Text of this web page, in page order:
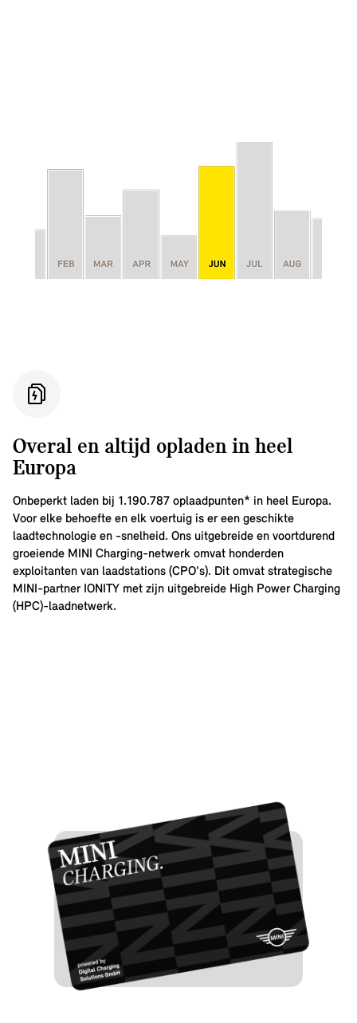
Overal en altijd opladen in heel
Europa
Onbeperkt laden bij 1.190.787 oplaadpunten* in heel Europa.
Voor elke behoefte en elk voertuig is er een geschikte
laadtechnologie en -snelheid. Ons uitgebreide en voortdurend
groeiende MINI Charging-netwerk omvat honderden
exploitanten van laadstations (CPO's). Dit omvat strategische
MINI-partner IONITY met zijn uitgebreide High Power Charging
(HPC)-laadnetwerk.